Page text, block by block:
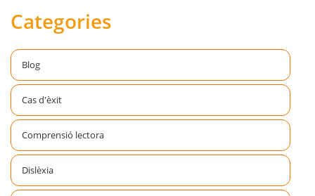
Categories
Blog
Cas d'èxit
Comprensió lectora
Dislèxia